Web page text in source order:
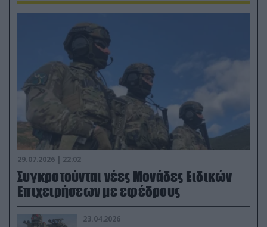
29.07.2026 | 22:02
Συγκροτούνται νέες Μονάδες Ειδικών
Επιχειρήσεων με εφέδρους
23.04.2026